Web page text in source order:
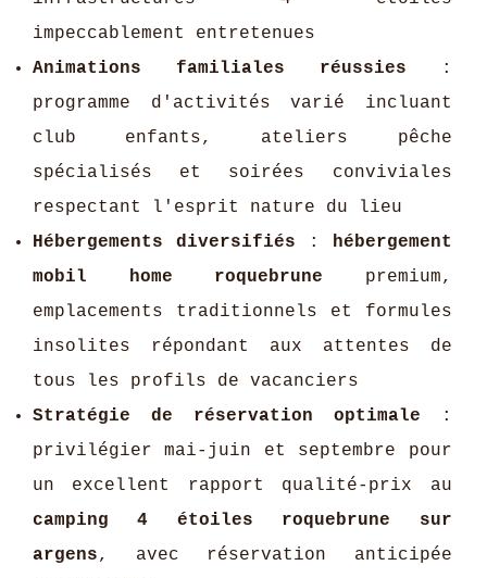
impeccablement entretenues
Animations familiales réussies :
programme d'activités varié incluant
club enfants, ateliers pêche
spécialisés et soirées conviviales
respectant l'esprit nature du lieu
Hébergements diversifiés :
hébergement
mobil home roquebrune premium,
emplacements traditionnels et formules
insolites répondant aux attentes de
tous les profils de vacanciers
Stratégie de réservation optimale :
privilégier mai-juin et septembre pour
un excellent rapport qualité-prix au
camping 4 étoiles roquebrune sur
argens, avec réservation anticipée